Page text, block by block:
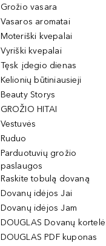
Grožio vasara
Vasaros aromatai
Moteriški kvepalai
Vyriški kvepalai
Tęsk įdegio dienas
Kelionių būtiniausieji
Beauty Storys
GROŽIO HITAI
Vestuvės
Ruduo
Parduotuvių grožio
paslaugos
Raskite tobulą dovaną
Dovanų idėjos Jai
Dovanų idėjos Jam
DOUGLAS Dovanų kortelė
DOUGLAS PDF kuponas